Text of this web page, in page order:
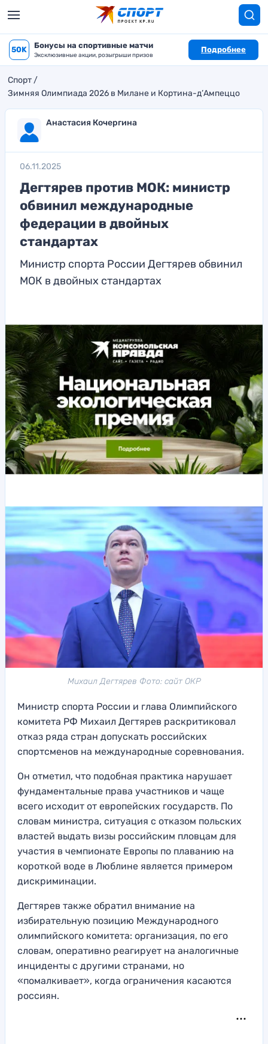
50K Бонусы на спортивные матчи
Эксклюзивные акции, розыгрыши призов
Подробнее
Спорт
Зимняя Олимпиада 2026 в Милане и Кортина-д’Ампеццо
Анастасия Кочергина
06.11.2025
Дегтярев против МОК: министр
обвинил международные
федерации в двойных
стандартах
Министр спорта России Дегтярев обвинил
МОК в двойных стандартах
Михаил Дегтярев Фото: сайт ОКР
Министр спорта России и глава Олимпийского
комитета РФ Михаил Дегтярев раскритиковал
отказ ряда стран допускать российских
спортсменов на международные соревнования.
Он отметил, что подобная практика нарушает
фундаментальные права участников и чаще
всего исходит от европейских государств. По
словам министра, ситуация с отказом польских
властей выдать визы российским пловцам для
участия в чемпионате Европы по плаванию на
короткой воде в Люблине является примером
дискриминации.
Дегтярев также обратил внимание на
избирательную позицию Международного
олимпийского комитета: организация, по его
словам, оперативно реагирует на аналогичные
инциденты с другими странами, но
«помалкивает», когда ограничения касаются
россиян.